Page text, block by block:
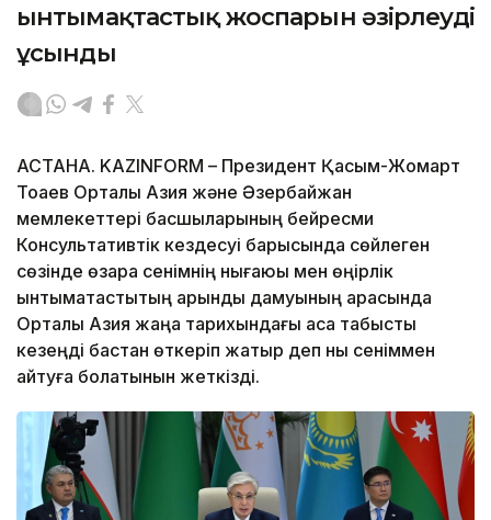
ынтымақтастық жоспарын әзірлеуді
ұсынды
АСТАНА. KAZINFORM – Президент Қасым-Жомарт
Тоқаев Орталық Азия және Әзербайжан
мемлекеттері басшыларының бейресми
Консультативтік кездесуі барысында сөйлеген
сөзінде өзара сенімнің нығаюы мен өңірлік
ынтымақтастықтың қарқынды дамуының арқасында
Орталық Азия жаңа тарихындағы аса табысты
кезеңді бастан өткеріп жатыр деп нық сеніммен
айтуға болатынын жеткізді.